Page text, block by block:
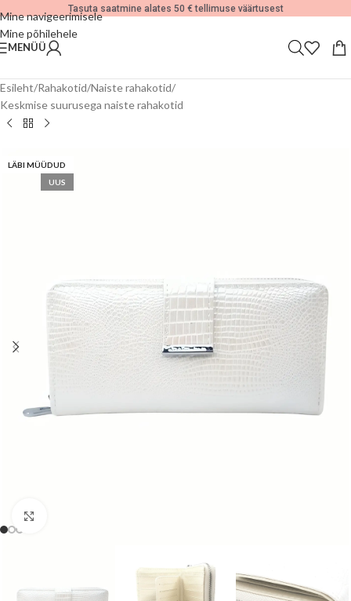
Mine navigeerimisele
Mine põhilehele
Tasuta saatmine alates 50 € tellimuse väärtusest
MENÜÜ
Esileht/Rahakotid/Naiste rahakotid/
Keskmise suurusega naiste rahakotid
LÄBI MÜÜDUD
UUS